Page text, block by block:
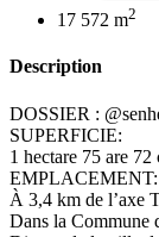
17 572 m2
Description
DOSSIER :
SUPERFICIE:
1 hectare 75 are 72
EMPLACEMENT:
À 3,4 km de l’axe
Dans la Commune